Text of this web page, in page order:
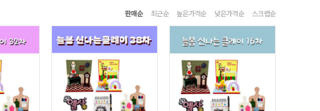
판매순 최근순 높은가격순 낮은가격순 스크랩순